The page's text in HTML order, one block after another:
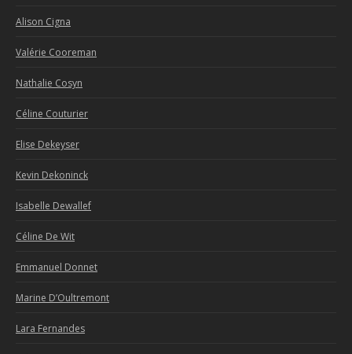
Alison Cigna
Valérie Cooreman
Nathalie Cosyn
Céline Couturier
Elise Dekeyser
Kevin Dekoninck
Isabelle Dewallef
Céline De Wit
Emmanuel Donnet
Marine D’Oultremont
Lara Fernandes